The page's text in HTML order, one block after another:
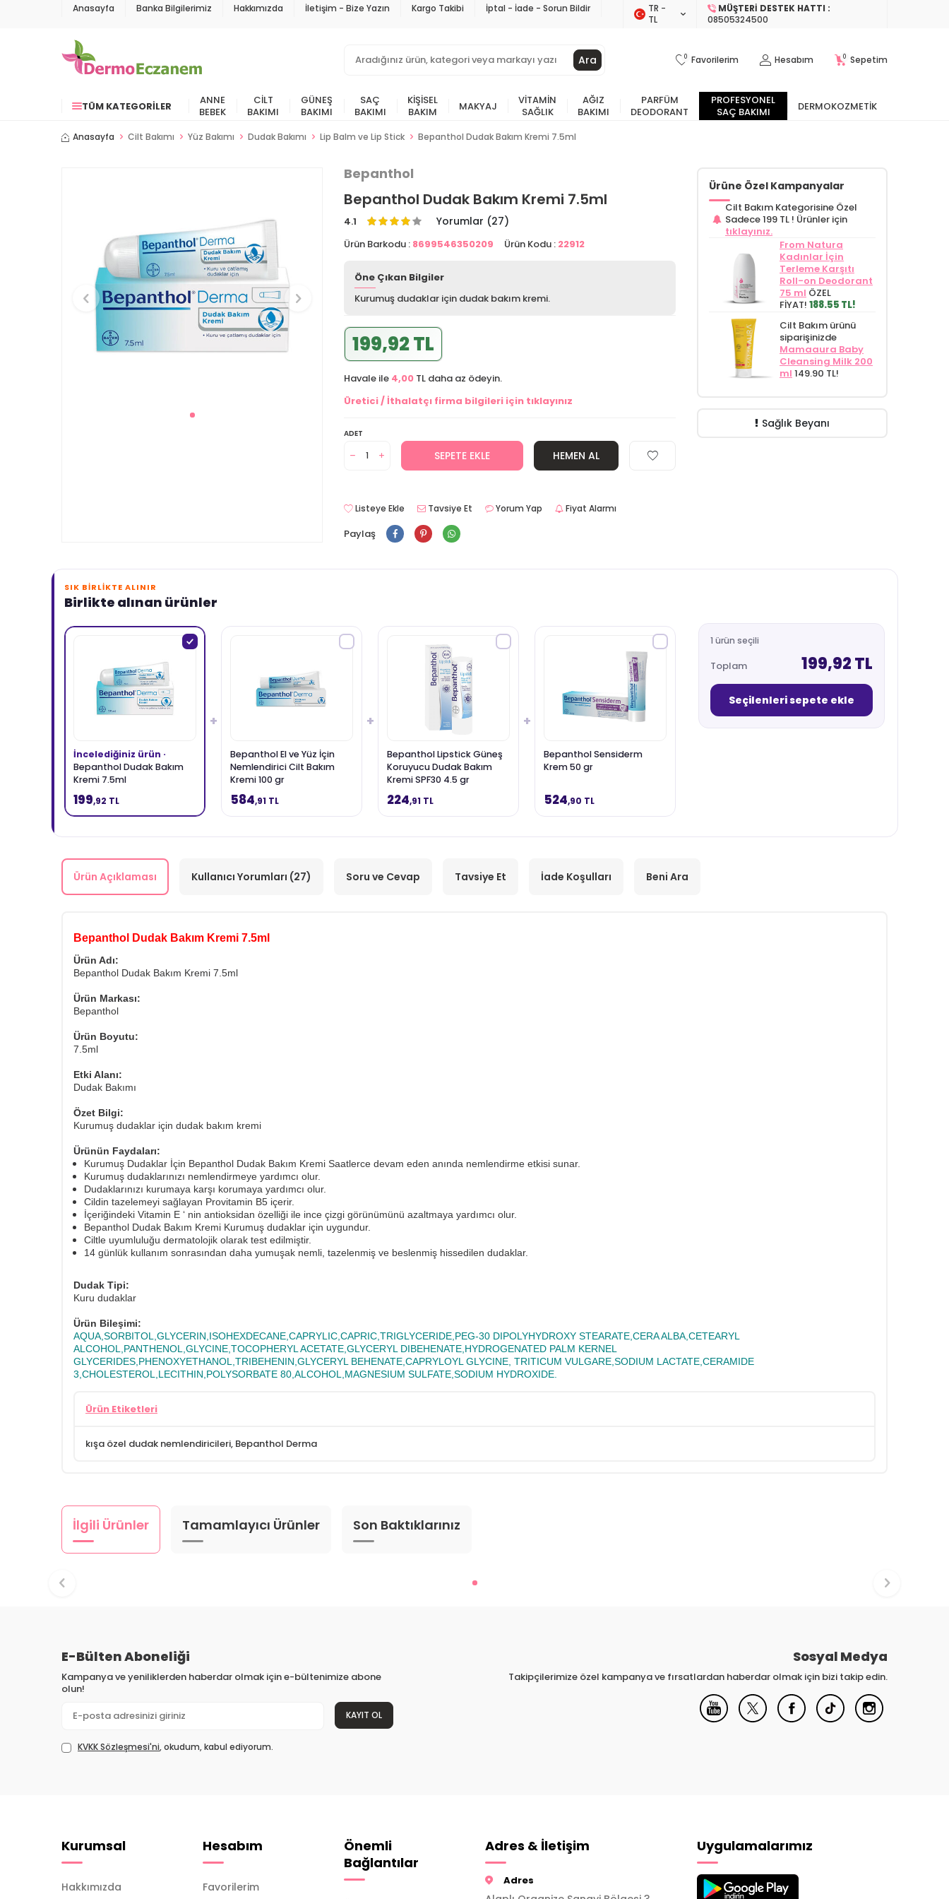
Anasayfa Banka Bilgilerimiz Hakkımızda İletişim - Bize Yazın Kargo Takibi İptal - İade - Sorun Bildir
TR −
TL
MÜŞTERI DESTEK HATTI :
08505324500
Ara 0 Favorilerim Hesabım 0 Sepetim
TÜM KATEGORILER
ANNE
BEBEK
CILT
BAKIMI
GÜNEŞ
BAKIMI
SAÇ
BAKIMI
KIŞISEL
BAKIM
MAKYAJ
VITAMIN
SAĞLIK
AĞIZ
BAKIMI
PARFÜM
DEODORANT
PROFESYONEL
SAÇ BAKIMI
DERMOKOZMETIK
Anasayfa Cilt Bakımı Yüz Bakımı Dudak Bakımı Lip Balm ve Lip Stick Bepanthol Dudak Bakım Kremi 7.5ml
Bepanthol
Bepanthol Dudak Bakım Kremi 7.5ml
4.1 Yorumlar (27)
Ürün Barkodu : 8699546350209 Ürün Kodu : 22912
Öne Çıkan Bilgiler
Kurumuş dudaklar için dudak bakım kremi.
199,92 TL
Havale ile 4,00 TL daha az ödeyin.
Üretici / İthalatçı firma bilgileri için tıklayınız
ADET
SEPETE EKLE HEMEN AL
Listeye Ekle Tavsiye Et Yorum Yap Fiyat Alarmı
Paylaş
Ürüne Özel Kampanyalar
Cilt Bakım Kategorisine Özel
Sadece 199 TL ! Ürünler için
tıklayınız.
From Natura
Kadınlar İçin
Terleme Karşıtı
Roll-on Deodorant
75 ml ÖZEL
FİYAT! 188.55 TL!
Cilt Bakım ürünü
siparişinizde
Mamaaura Baby
Cleansing Milk 200
ml 149.90 TL!
Sağlık Beyanı
SIK BIRLIKTE ALINIR
Birlikte alınan ürünler
İncelediğiniz ürün ·
Bepanthol Dudak Bakım
Kremi 7.5ml
199,92 TL
+
Bepanthol El ve Yüz İçin
Nemlendirici Cilt Bakım
Kremi 100 gr
584,91 TL
+
Bepanthol Lipstick Güneş
Koruyucu Dudak Bakım
Kremi SPF30 4.5 gr
224,91 TL
+
Bepanthol Sensiderm
Krem 50 gr
524,90 TL
1 ürün seçili
Toplam 199,92 TL
Seçilenleri sepete ekle
Ürün Açıklaması Kullanıcı Yorumları (27) Soru ve Cevap Tavsiye Et İade Koşulları Beni Ara
Bepanthol Dudak Bakım Kremi 7.5ml
Ürün Adı:
Bepanthol Dudak Bakım Kremi 7.5ml
Ürün Markası:
Bepanthol
Ürün Boyutu:
7.5ml
Etki Alanı:
Dudak Bakımı
Özet Bilgi:
Kurumuş dudaklar için dudak bakım kremi
Ürünün Faydaları:
Kurumuş Dudaklar İçin Bepanthol Dudak Bakım Kremi Saatlerce devam eden anında nemlendirme etkisi sunar.
Kurumuş dudaklarınızı nemlendirmeye yardımcı olur.
Dudaklarınızı kurumaya karşı korumaya yardımcı olur.
Cildin tazelemeyi sağlayan Provitamin B5 içerir.
İçeriğindeki Vitamin E ‘ nin antioksidan özelliği ile ince çizgi görünümünü azaltmaya yardımcı olur.
Bepanthol Dudak Bakım Kremi Kurumuş dudaklar için uygundur.
Ciltle uyumluluğu dermatolojik olarak test edilmiştir.
14 günlük kullanım sonrasından daha yumuşak nemli, tazelenmiş ve beslenmiş hissedilen dudaklar.
Dudak Tipi:
Kuru dudaklar
Ürün Bileşimi:
AQUA,SORBITOL,GLYCERIN,ISOHEXDECANE,CAPRYLIC,CAPRIC,TRIGLYCERIDE,PEG-30 DIPOLYHYDROXY STEARATE,CERA ALBA,CETEARYL
ALCOHOL,PANTHENOL,GLYCINE,TOCOPHERYL ACETATE,GLYCERYL DIBEHENATE,HYDROGENATED PALM KERNEL
GLYCERIDES,PHENOXYETHANOL,TRIBEHENIN,GLYCERYL BEHENATE,CAPRYLOYL GLYCINE, TRITICUM VULGARE,SODIUM LACTATE,CERAMIDE
3,CHOLESTEROL,LECITHIN,POLYSORBATE 80,ALCOHOL,MAGNESIUM SULFATE,SODIUM HYDROXIDE.
Ürün Etiketleri
kışa özel dudak nemlendiricileri, Bepanthol Derma
İlgili Ürünler Tamamlayıcı Ürünler Son Baktıklarınız
E-Bülten Aboneliği
Kampanya ve yeniliklerden haberdar olmak için e-bültenimize abone
olun!
KAYIT OL
KVKK Sözleşmesi'ni, okudum, kabul ediyorum.
Sosyal Medya
Takipçilerimize özel kampanya ve fırsatlardan haberdar olmak için bizi takip edin.
Kurumsal
Hakkımızda
Hesabım
Favorilerim
Önemli
Bağlantılar
Adres & İletişim
Adres
Uygulamalarımız